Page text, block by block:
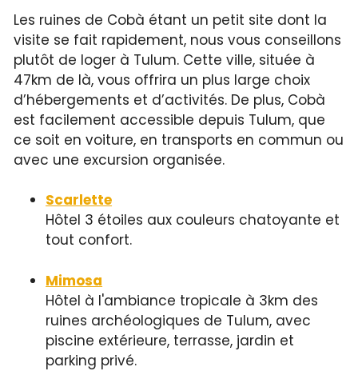
Les ruines de Cobà étant un petit site dont la
visite se fait rapidement, nous vous conseillons
plutôt de loger à Tulum. Cette ville, située à
47km de là, vous offrira un plus large choix
d’hébergements et d’activités. De plus, Cobà
est facilement accessible depuis Tulum, que
ce soit en voiture, en transports en commun ou
avec une excursion organisée.
Scarlette
Hôtel 3 étoiles aux couleurs chatoyante et
tout confort.
Mimosa
Hôtel à l'ambiance tropicale à 3km des
ruines archéologiques de Tulum, avec
piscine extérieure, terrasse, jardin et
parking privé.